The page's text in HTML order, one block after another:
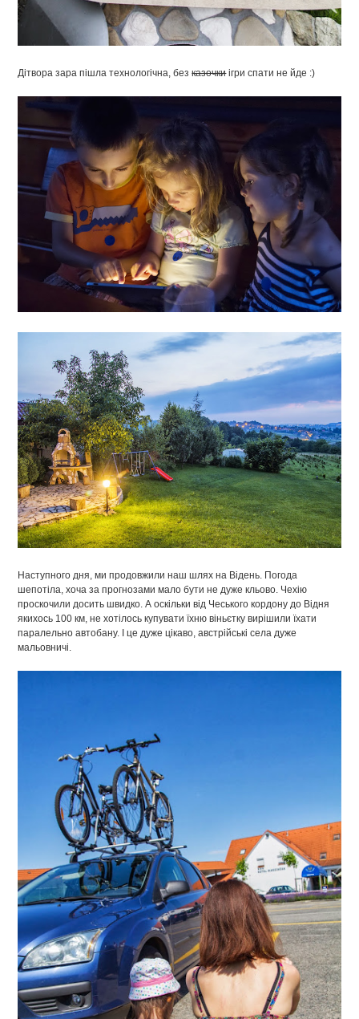
Дітвора зара пішла технологічна, безказочкиігри спати не йде :)
Наступного дня, ми продовжили наш шлях на Відень. Погода
шепотіла, хоча за прогнозами мало бути не дуже кльово. Чехію
проскочили досить швидко. А оскільки від Чеського кордону до Відня
якихось 100 км, не хотілось купувати їхню віньєтку вирішили їхати
паралельно автобану. І це дуже цікаво, австрійські села дуже
мальовничі.